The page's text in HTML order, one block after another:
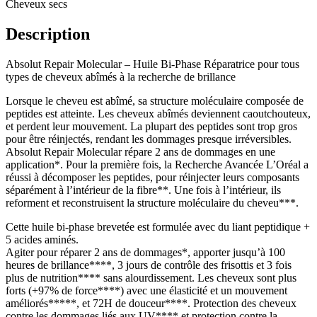
Cheveux secs
Description
Absolut Repair Molecular – Huile Bi-Phase Réparatrice pour tous
types de cheveux abîmés à la recherche de brillance
Lorsque le cheveu est abîmé, sa structure moléculaire composée de
peptides est atteinte. Les cheveux abîmés deviennent caoutchouteux,
et perdent leur mouvement. La plupart des peptides sont trop gros
pour être réinjectés, rendant les dommages presque irréversibles.
Absolut Repair Molecular répare 2 ans de dommages en une
application*. Pour la première fois, la Recherche Avancée L’Oréal a
réussi à décomposer les peptides, pour réinjecter leurs composants
séparément à l’intérieur de la fibre**. Une fois à l’intérieur, ils
reforment et reconstruisent la structure moléculaire du cheveu***.
Cette huile bi-phase brevetée est formulée avec du liant peptidique +
5 acides aminés.
Agiter pour réparer 2 ans de dommages*, apporter jusqu’à 100
heures de brillance****, 3 jours de contrôle des frisottis et 3 fois
plus de nutrition**** sans alourdissement. Les cheveux sont plus
forts (+97% de force****) avec une élasticité et un mouvement
améliorés*****, et 72H de douceur****. Protection des cheveux